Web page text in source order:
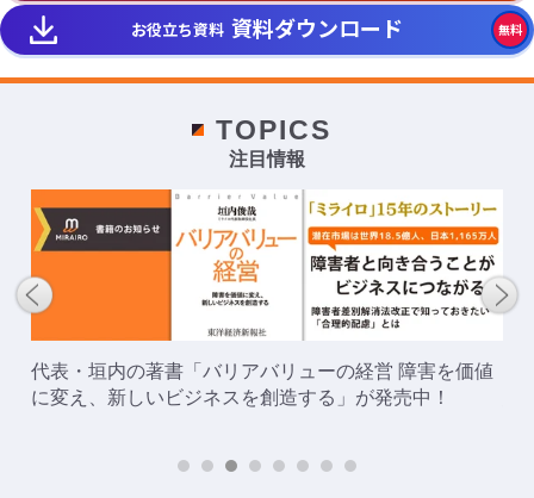
お役立ち資料 資料ダウンロード 無料
TOPICS
注目情報
代表・垣内の著書「バリアバリューの経営 障害を価値
に変え、新しいビジネスを創造する」が発売中！